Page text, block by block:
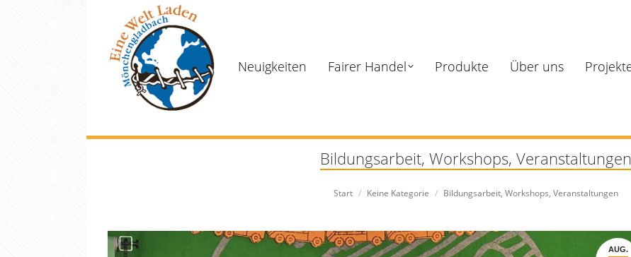
Neuigkeiten Fairer Handel Produkte Über uns
Bildungsarbeit, Workshops, Veranstaltungen
Sie befinden sich hier:
Start Keine Kategorie Bildungsarbeit, Workshops, Veranstaltungen
AUG.